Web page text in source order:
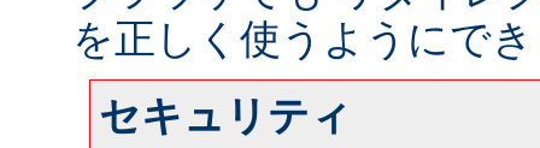
を正しく使うようにで
セキュリティ